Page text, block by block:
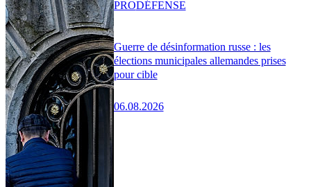
Guerre de désinformation russe : les
élections municipales allemandes prises
pour cible
06.08.2026
PRODÉFENSE